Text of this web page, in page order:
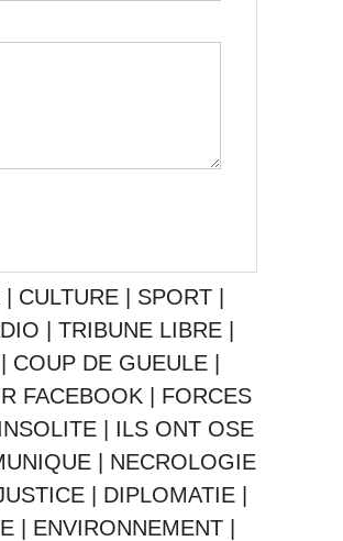
| CULTURE | SPORT |
| TRIBUNE LIBRE |
| COUP DE GUEULE |
FACEBOOK | FORCES
| ILS ONT OSE
| NECROLOGIE
| DIPLOMATIE |
| ENVIRONNEMENT |